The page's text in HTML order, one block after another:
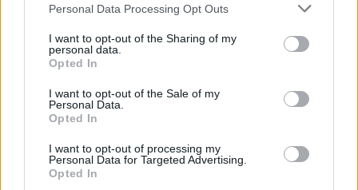
Personal Data Processing Opt Outs
I want to opt-out of the Sharing of my
personal data.
Opted In
I want to opt-out of the Sale of my
Personal Data.
Opted In
I want to opt-out of processing my
Personal Data for Targeted Advertising.
Opted In